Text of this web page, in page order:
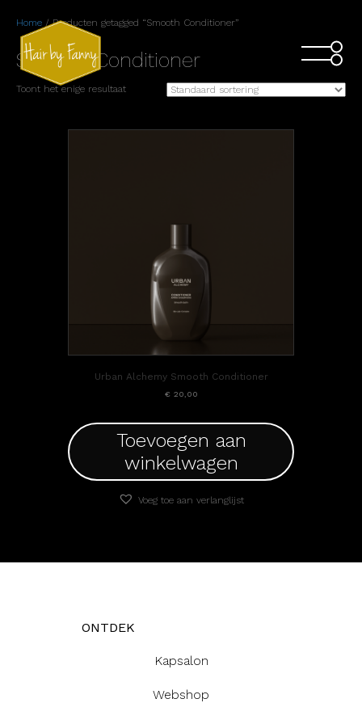
Home / Producten getagged “Smooth Conditioner”
Smooth Conditioner
Toont het enige resultaat
Urban Alchemy Smooth Conditioner
€20,00
Toevoegen aan
winkelwagen
Voeg toe aan verlanglijst
ONTDEK
Kapsalon
Webshop